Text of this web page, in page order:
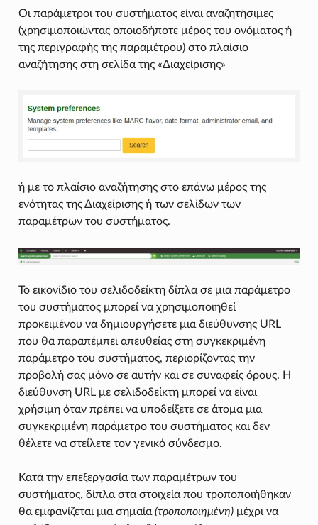
Οι παράμετροι του συστήματος είναι αναζητήσιμες
(χρησιμοποιώντας οποιοδήποτε μέρος του ονόματος ή
της περιγραφής της παραμέτρου) στο πλαίσιο
αναζήτησης στη σελίδα της «Διαχείρισης»
ή με το πλαίσιο αναζήτησης στο επάνω μέρος της
ενότητας της Διαχείρισης ή των σελίδων των
παραμέτρων του συστήματος.
Το εικονίδιο του σελιδοδείκτη δίπλα σε μια παράμετρο
του συστήματος μπορεί να χρησιμοποιηθεί
προκειμένου να δημιουργήσετε μια διεύθυνσης URL
που θα παραπέμπει απευθείας στη συγκεκριμένη
παράμετρο του συστήματος, περιορίζοντας την
προβολή σας μόνο σε αυτήν και σε συναφείς όρους. Η
διεύθυνση URL με σελιδοδείκτη μπορεί να είναι
χρήσιμη όταν πρέπει να υποδείξετε σε άτομα μια
συγκεκριμένη παράμετρο του συστήματος και δεν
θέλετε να στείλετε τον γενικό σύνδεσμο.
Κατά την επεξεργασία των παραμέτρων του
συστήματος, δίπλα στα στοιχεία που τροποποιήθηκαν
θα εμφανίζεται μια σημαία (τροποποιημένη)μέχρι να